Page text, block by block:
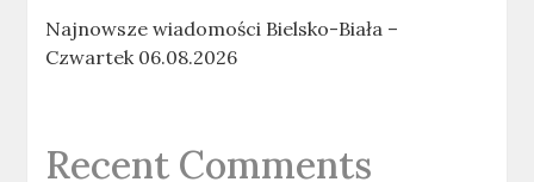
Najnowsze wiadomości Bielsko-Biała –
Czwartek 06.08.2026
Recent Comments